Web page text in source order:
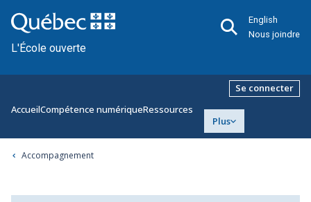
L'École ouverte
English
Nous joindre
AccueilCompétence numériqueRessources
Plus
Se connecter
Accompagnement